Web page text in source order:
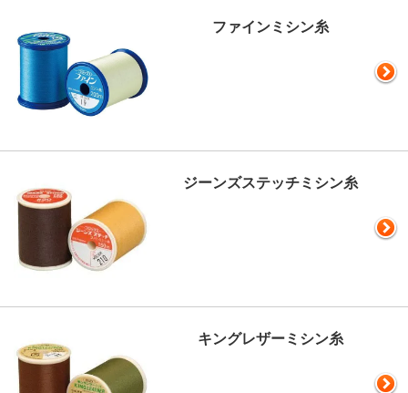
ファインミシン糸
ジーンズステッチミシン糸
キングレザーミシン糸